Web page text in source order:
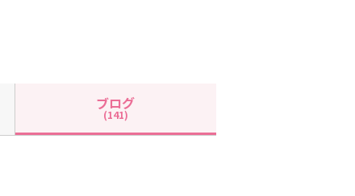
ブログ
(141)